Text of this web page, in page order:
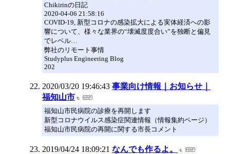
Chikirinの日記
2020-04-06 21:58:16
COVID-19, 新型コロナの感染拡大による実体経済への影
響について、様々な業界の“壊滅度度合い”を独断と偏見
でレベル…
弊社のリモート事情
Studyplus Engineering Blog
202
2020/03/20 19:46:43 事業向け情報｜お知らせ｜
福知山市
福知山市民病院の診療を再開します
新型コロナウイルス感染症関連情報（情報集約ページ）
福知山市民病院の再開に関する市長コメント
2019/04/24 18:09:21 なんでも作るよ。